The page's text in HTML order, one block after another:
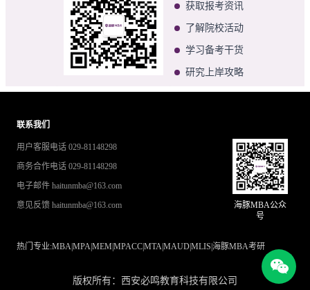
获取报考资讯
了解院校活动
学习备考干货
研究上岸攻略
联系我们
用户客服电话 029-81148298
商务合作电话 029-81148298
电子邮件 haitunmba@163.com
意见反馈 haitunmba@163.com
海豚MBA公众
号
热门专业:MBA|MPA|MEM|MPACC|MTA|MAUD|MLIS|海豚MBA考研
版权所有：西安必鸣教育科技有限公司